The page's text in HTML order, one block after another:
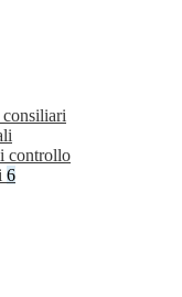
controllo
6